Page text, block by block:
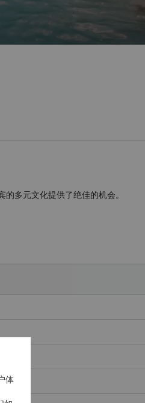
多元文化提供了绝佳的机会。
体